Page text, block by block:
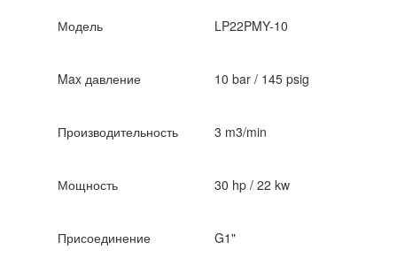
Модель LP22PMY-10
Max давление 10 bar / 145 psig
Производительность 3 m3/min
Мощность 30 hp / 22 kw
Присоединение G1"